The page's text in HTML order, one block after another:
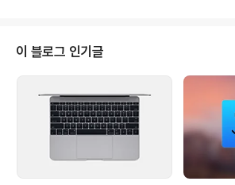
이 담긴 설치 디스크를 제작하는 방법은 과 동일합니다. O
S X 버전 선택 화면에서 El Capitan을 선택하면 됩니다.
▼ 이후 맥 앱스토어에서 내려받은 OS X 엘 캐피탄 설치
파일을 선택하면 디스크 제작 단계로 넘어갑니다. ▼ 'Dis
kMaker X' 5 버전은 아래 링크를 통해..
이 블로그 인기글